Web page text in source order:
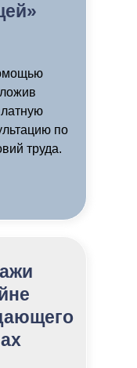
по
труда.